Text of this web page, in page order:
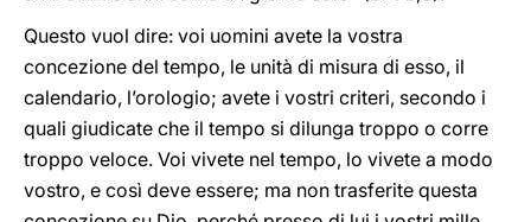
Questo vuol dire: voi uomini avete la vostra
concezione del tempo, le unità di misura di esso, il
calendario, l’orologio; avete i vostri criteri, secondo i
quali giudicate che il tempo si dilunga troppo o corre
troppo veloce. Voi vivete nel tempo, lo vivete a modo
vostro, e così deve essere; ma non trasferite questa